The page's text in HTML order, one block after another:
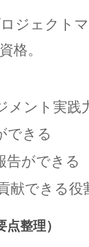
ジェクト
格。
メント実践
できる
告ができる
献できる役
整理）